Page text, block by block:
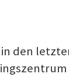
den